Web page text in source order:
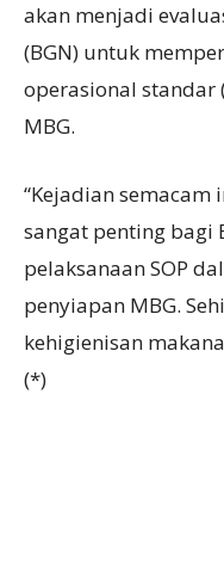
akan menjadi
(BGN) untuk
operasional standar
MBG.
“Kejadian
sangat penting bagi
pelaksanaan SOP
penyiapan MBG.
kehigienisan
(*)